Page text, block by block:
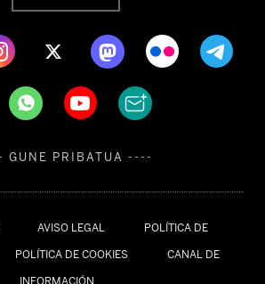
AVISO LEGAL POLÍTICA DE
POLÍTICA DE COOKIES CANAL DE
INFORMACIÓN
GUNE PRIBATUA ----